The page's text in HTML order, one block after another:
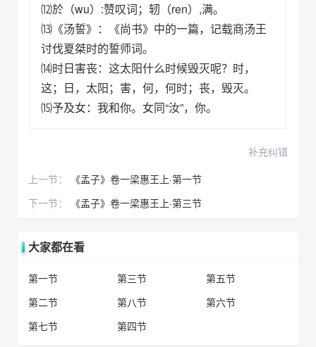
⑿於（wu）:赞叹词；轫（ren）,满。
⒀《汤誓》：《尚书》中的一篇，记载商汤王
讨伐夏桀时的誓师词。
⒁时日害丧：这太阳什么时候毁灭呢？时，
这；日，太阳；害，何，何时；丧，毁灭。
⒂予及女：我和你。女同“汝”，你。
补充纠错
上一节：
《孟子》卷一梁惠王上·第一节
下一节：
《孟子》卷一梁惠王上·第三节
大家都在看
第一节 第三节
第五节
第二节
第八节
第六节
第七节
第四节